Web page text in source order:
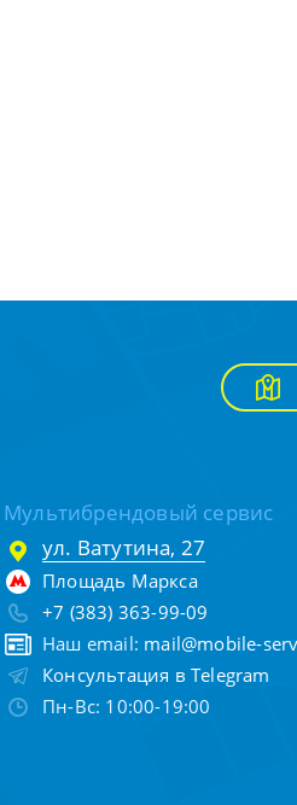
Мультибрендовый сервис
ул. Ватутина, 27
Площадь Маркса
+7 (383) 363-99-09
Наш email: mail@mobile-
Консультация в Telegram
Пн-Вс: 10:00-19:00